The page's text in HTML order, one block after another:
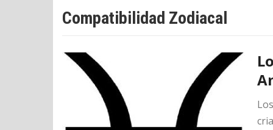
Compatibilidad Zodiacal